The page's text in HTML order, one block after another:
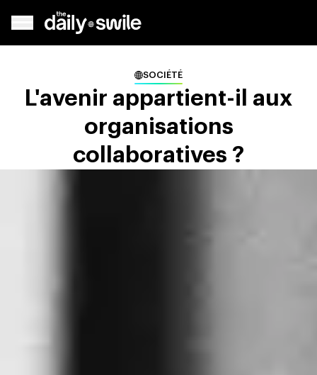
SOCIÉTÉ
L'avenir appartient-il aux
organisations
collaboratives ?